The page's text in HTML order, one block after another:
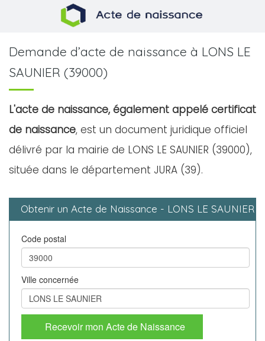
Demande d’acte de naissance à LONS LE
SAUNIER (39000)
L'acte de naissance, également appelé certificat
de naissance, est un document juridique officiel
délivré par la mairie de LONS LE SAUNIER (39000),
située dans le département JURA (39).
Obtenir un Acte de Naissance - LONS LE SAUNIER
Code postal
Ville concernée
Recevoir mon Acte de Naissance